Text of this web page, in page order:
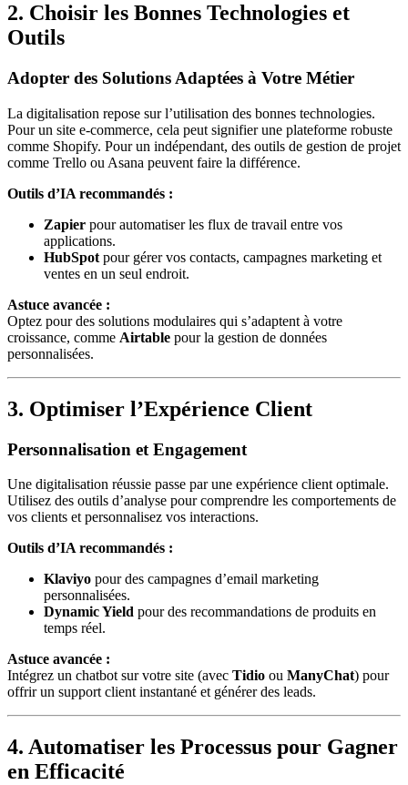
2. Choisir les Bonnes Technologies et
Outils
Adopter des Solutions Adaptées à Votre Métier
La digitalisation repose sur l’utilisation des bonnes technologies.
Pour un site e-commerce, cela peut signifier une plateforme robuste
comme Shopify. Pour un indépendant, des outils de gestion de projet
comme Trello ou Asana peuvent faire la différence.
Outils d’IA recommandés :
Zapier pour automatiser les flux de travail entre vos
applications.
HubSpot pour gérer vos contacts, campagnes marketing et
ventes en un seul endroit.
Astuce avancée :
Optez pour des solutions modulaires qui s’adaptent à votre
croissance, comme Airtable pour la gestion de données
personnalisées.
3. Optimiser l’Expérience Client
Personnalisation et Engagement
Une digitalisation réussie passe par une expérience client optimale.
Utilisez des outils d’analyse pour comprendre les comportements de
vos clients et personnalisez vos interactions.
Outils d’IA recommandés :
Klaviyo pour des campagnes d’email marketing
personnalisées.
Dynamic Yield pour des recommandations de produits en
temps réel.
Astuce avancée :
Intégrez un chatbot sur votre site (avec Tidio ou ManyChat) pour
offrir un support client instantané et générer des leads.
4. Automatiser les Processus pour Gagner
en Efficacité